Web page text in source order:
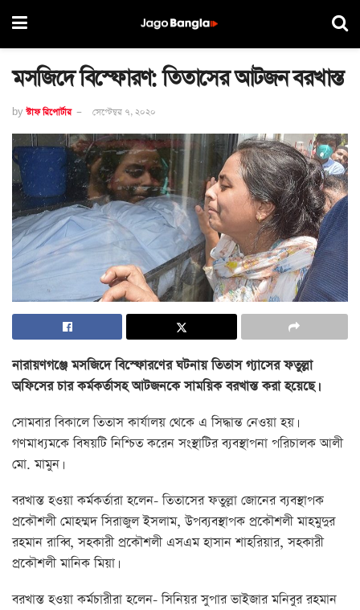
মসজিদে বিস্ফোরণ: তিতাসের আটজন বরখাস্ত
by স্টাফ রিপোর্টার সেপ্টেম্বর ৭, ২০২০
নারায়ণগঞ্জে মসজিদে বিস্ফোরণের ঘটনায় তিতাস গ্যাসের ফতুল্লা
অফিসের চার কর্মকর্তাসহ আটজনকে সাময়িক বরখাস্ত করা হয়েছে।
সোমবার বিকালে তিতাস কার্যালয় থেকে এ সিদ্ধান্ত নেওয়া হয়।
গণমাধ্যমকে বিষয়টি নিশ্চিত করেন সংস্থাটির ব্যবস্থাপনা পরিচালক আলী
মো. মামুন।
বরখাস্ত হওয়া কর্মকর্তারা হলেন- তিতাসের ফতুল্লা জোনের ব্যবস্থাপক
প্রকৌশলী মোহম্মদ সিরাজুল ইসলাম, উপব্যবস্থাপক প্রকৌশলী মাহমুদুর
রহমান রাব্বি, সহকারী প্রকৌশলী এসএম হাসান শাহরিয়ার, সহকারী
প্রকৌশলী মানিক মিয়া।
বরখাস্ত হওয়া কর্মচারীরা হলেন- সিনিয়র সুপার ভাইজার মনিবুর রহমান